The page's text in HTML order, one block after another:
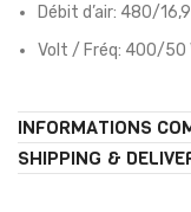
Débit d’air: 480/
Volt / Fréq: 400/50
INFORMATIONS
SHIPPING &